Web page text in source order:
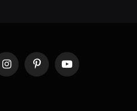
InstagramPinterestYouTube